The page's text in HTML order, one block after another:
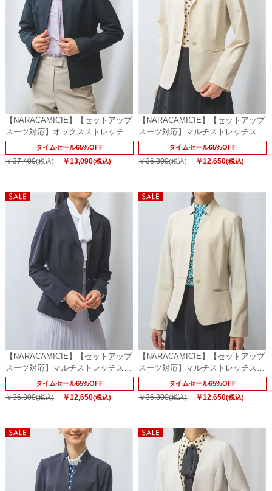
【NARACAMICIE】【セットアップ
スーツ対応】オックスストレッチノ
ーカラージャケット
タイムセール65%OFF
￥37,400(税込) ￥13,090(税込)
【NARACAMICIE】【セットアップ
スーツ対応】マルチストレッチスタ
ンドジャケットタイムセール65%OFF
￥36,300(税込) ￥12,650(税込)
【NARACAMICIE】【セットアップ
スーツ対応】マルチストレッチスタ
ンドジャケットタイムセール65%OFF
￥36,300(税込) ￥12,650(税込)
【NARACAMICIE】【セットアップ
スーツ対応】マルチストレッチスモ
ールスタンドジャケット
タイムセール65%OFF
￥36,300(税込) ￥12,650(税込)